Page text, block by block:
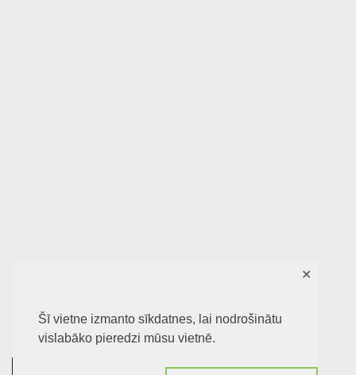
Šī vietne izmanto sīkdatnes, lai nodrošinātu
vislabāko pieredzi mūsu vietnē.
✕